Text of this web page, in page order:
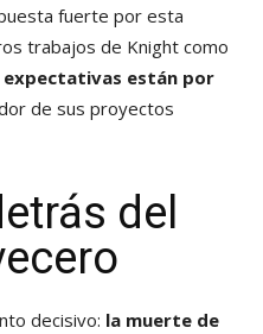
fuerte por esta
trabajos de Knight como
expectativas están por
de sus proyectos
del
decisivo: la muerte de